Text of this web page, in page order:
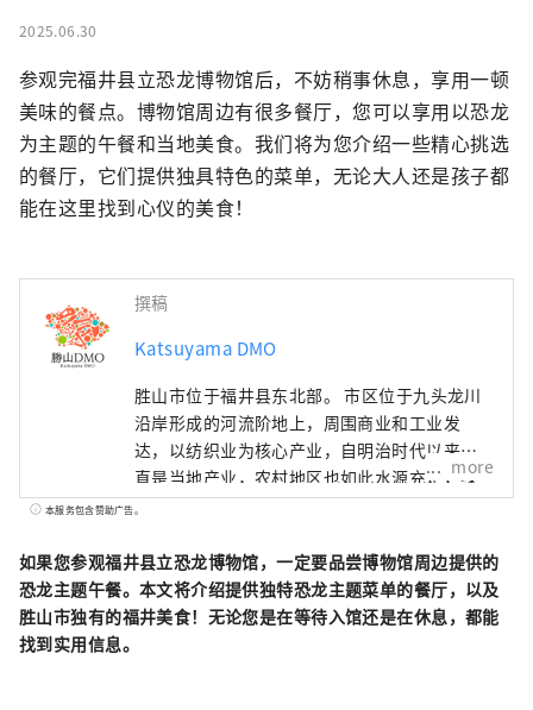
2025.06.30
参观完福井县立恐龙博物馆后，不妨稍事休息，享用一顿
美味的餐点。博物馆周边有很多餐厅，您可以享用以恐龙
为主题的午餐和当地美食。我们将为您介绍一些精心挑选
的餐厅，它们提供独具特色的菜单，无论大人还是孩子都
能在这里找到心仪的美食！
撰稿
Katsuyama DMO
胜山市位于福井县东北部。 市区位于九头龙川
沿岸形成的河流阶地上，周围商业和工业发
达，以纺织业为核心产业，自明治时代以来一
直是当地产业，农村地区也如此水源充足，绿
化丰富，自古以来农业和林业就很活跃。 我们
地社区合作开发旅游区。 胜山市是恐龙博物
馆、平泉寺等魅力旅游景点的宝库！针对来胜
山的顾客，我们提供导游服务，让更多的人体
more
本服务包含赞助广告。
如果您参观福井县立恐龙博物馆，一定要品尝博物馆周边提供的
恐龙主题午餐。本文将介绍提供独特恐龙主题菜单的餐厅，以及
胜山市独有的福井美食！无论您是在等待入馆还是在休息，都能
找到实用信息。